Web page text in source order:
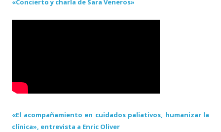
«Concierto y charla de Sara Veneros»
«El acompañamiento en cuidados paliativos, humanizar la
clínica», entrevista a Enric Oliver